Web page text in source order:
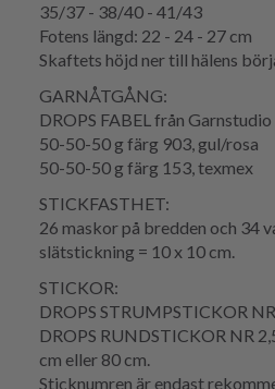
35/37 - 38/40 - 41/43
Fotens längd: 22 - 24 - 27 cm
Skaftets höjd ner till hälens
GARNÅTGÅNG:
DROPS FABEL från
50-50-50 g färg 903, gul/rosa
50-50-50 g färg 153, texmex
STICKFASTHET:
26 maskor på bredden och 34
slätstickning = 10 x 10 cm.
STICKOR:
DROPS STRUMPSTICKOR
DROPS RUNDSTICKOR NR
cm eller 80 cm.
Sticknumren är endast